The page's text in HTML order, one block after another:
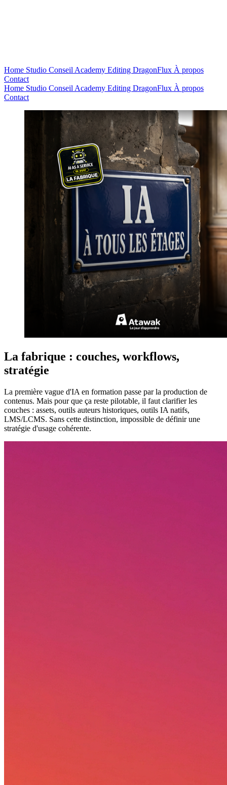
Home Studio Conseil Academy Editing DragonFlux À propos
Contact
Home Studio Conseil Academy Editing DragonFlux À propos
Contact
La fabrique : couches, workflows,
stratégie
La première vague d'IA en formation passe par la production de
contenus. Mais pour que ça reste pilotable, il faut clarifier les
couches : assets, outils auteurs historiques, outils IA natifs,
LMS/LCMS. Sans cette distinction, impossible de définir une
stratégie d'usage cohérente.